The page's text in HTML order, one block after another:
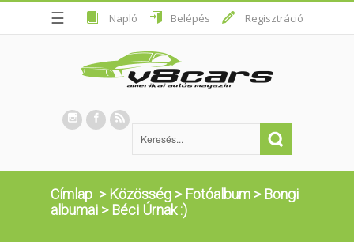
☰ Napló Belépés Regisztráció
Címlap > Közösség > Fotóalbum > Bongi
albumai > Béci Úrnak :)